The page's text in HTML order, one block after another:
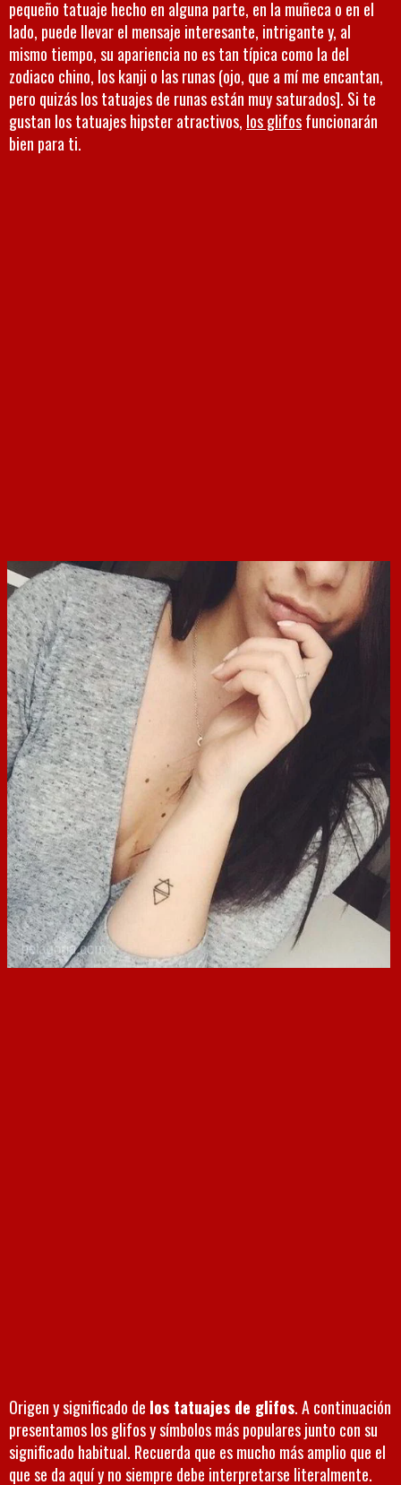
pequeño tatuaje hecho en alguna parte, en la muñeca o en el
lado, puede llevar el mensaje interesante, intrigante y, al
mismo tiempo, su apariencia no es tan típica como la del
zodiaco chino, los kanji o las runas (ojo, que a mí me encantan,
pero quizás los tatuajes de runas están muy saturados]. Si te
gustan los tatuajes hipster atractivos, los glifosfuncionarán
bien para ti.
Origen y significado de los tatuajes de glifos. A continuación
presentamos los glifos y símbolos más populares junto con su
significado habitual. Recuerda que es mucho más amplio que el
que se da aquí y no siempre debe interpretarse literalmente.